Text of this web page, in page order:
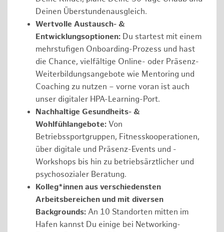
Deinen Überstundenausgleich.
Wertvolle Austausch- &
Entwicklungsoptionen: Du startest mit einem
mehrstufigen Onboarding-Prozess und hast
die Chance, vielfältige Online- oder Präsenz-
Weiterbildungsangebote wie Mentoring und
Coaching zu nutzen – vorne voran ist auch
unser digitaler HPA-Learning-Port.
Nachhaltige Gesundheits- &
Wohlfühlangebote: Von
Betriebssportgruppen, Fitnesskooperationen,
über digitale und Präsenz-Events und -
Workshops bis hin zu betriebsärztlicher und
psychosozialer Beratung.
Kolleg*innen aus verschiedensten
Arbeitsbereichen und mit diversen
Backgrounds: An 10 Standorten mitten im
Hafen kannst Du einige bei Networking-